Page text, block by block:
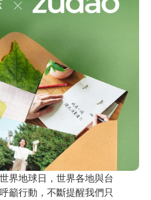
界地球日，世界各地與台
籲行動，不斷提醒我們只